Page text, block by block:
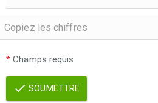
* Champs requis
SOUMETTRE